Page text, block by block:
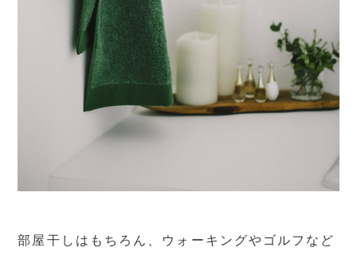
部屋干しはもちろん、ウォーキングやゴルフなど